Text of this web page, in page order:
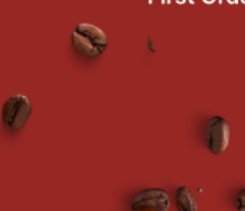
- เพิ่มประสิทธิภาพการแทมป์กาแฟให้เร็วขึ้น
สินค้าที่ซื้อบ่อย